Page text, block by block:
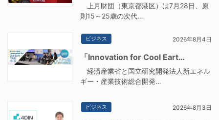
上月財団（東京都港区）は7月28日、原
則15～25歳の次代…
ビジネス 2026年8月4日
「Innovation for Cool Eart…
経済産業省と国立研究開発法人新エネル
ギー・産業技術総合開発…
ビジネス 2026年8月3日